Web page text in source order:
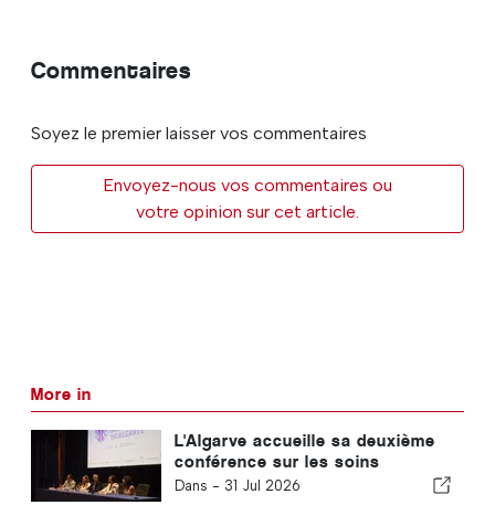
Commentaires
Soyez le premier laisser vos commentaires
Envoyez-nous vos commentaires ou
votre opinion sur cet article.
More in
L'Algarve accueille sa deuxième
conférence sur les soins
neurointensifs
Dans - 31 Jul 2026